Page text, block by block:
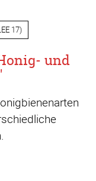
17)
und